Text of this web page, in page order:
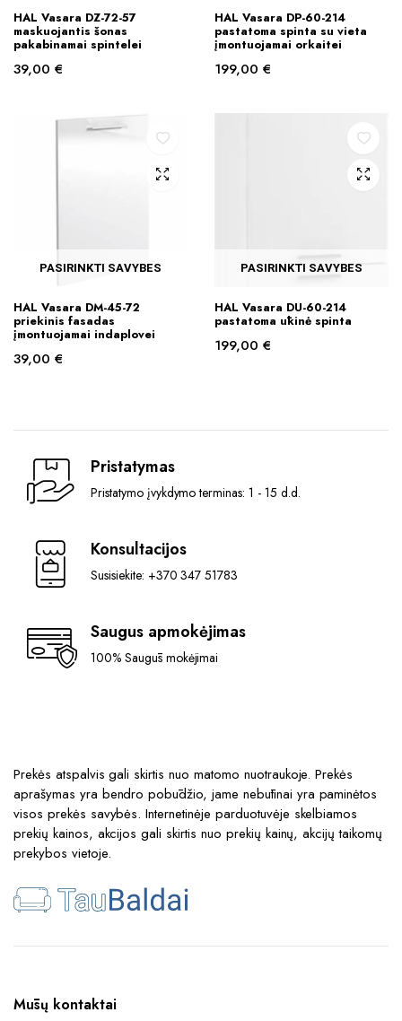
product
has
multiple
product
HAL Vasara DZ-72-57
maskuojantis šonas
pakabinamai spintelei
39,00 €
product
has
multiple
The
product
HAL Vasara DP-60-214
pastatoma spinta su vieta
įmontuojamai orkaitei
199,00 €
PASIRINKTI SAVYBES
product
has
multiple
options
chosen
product
page
HAL Vasara DM-45-72
priekinis fasadas
įmontuojamai indaplovei
39,00 €
PASIRINKTI SAVYBES
product
has
options
chosen
page
HAL Vasara DU-60-214
pastatoma ūkinė spinta
199,00 €
Pristatymas
Pristatymo įvykdymo terminas: 1 - 15 d.d.
Konsultacijos
Susisiekite: +370 347 51783
Saugus apmokėjimas
100% Saugūs mokėjimai
Prekės atspalvis gali skirtis nuo matomo nuotraukoje. Prekės
aprašymas yra bendro pobūdžio, jame nebūtinai yra paminėtos
visos prekės savybės. Internetinėje parduotuvėje skelbiamos
prekių kainos, akcijos gali skirtis nuo prekių kainų, akcijų taikomų
prekybos vietoje.
Mūsų kontaktai